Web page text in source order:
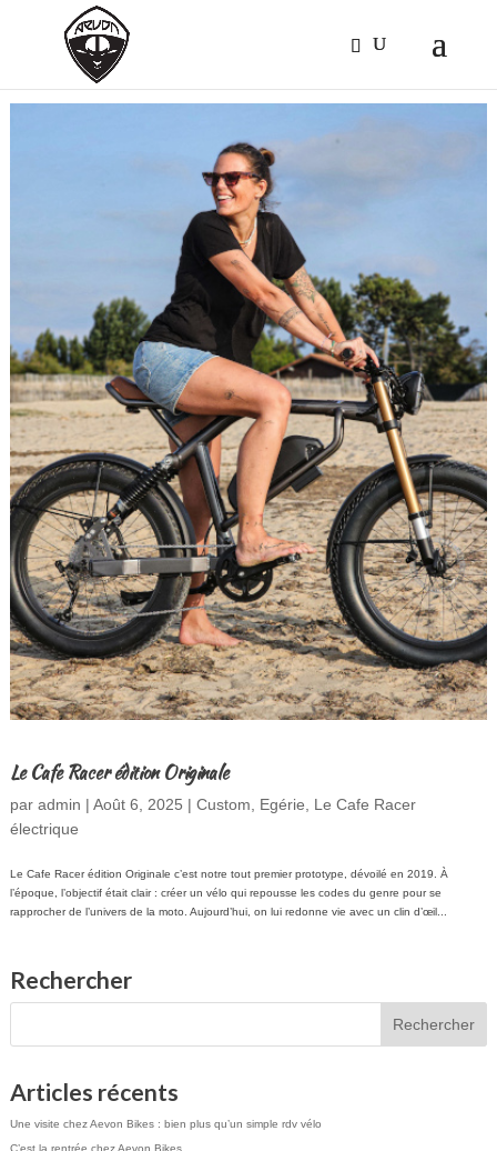
Le Cafe Racer édition Originale
par admin | Août 6, 2025 | Custom Egérie
Le Cafe Racer
électrique
Le Cafe Racer édition Originale c’est notre tout premier prototype, dévoilé en 2019. À
l’époque, l’objectif était clair : créer un vélo qui repousse les codes du genre pour se
rapprocher de l’univers de la moto. Aujourd’hui, on lui redonne vie avec un clin d’œil...
Rechercher
Articles récents
Une visite chez Aevon Bikes : bien plus qu’un simple rdv vélo
C’est la rentrée chez Aevon Bikes